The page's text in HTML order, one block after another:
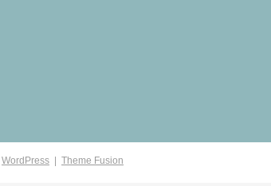
WordPress Theme Fusion